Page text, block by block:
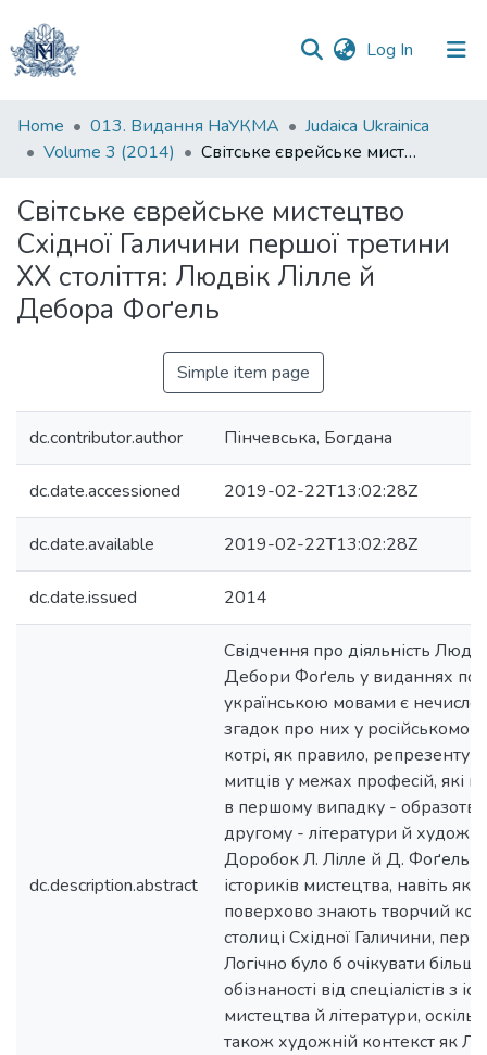
Log In (current)
Communities
&
All of DSpace
Statistics
Home 013. Видання НаУКМА
Judaica Ukrainica
Volume 3 (2014)
Світське єврейське мистецтво Східної Галичини першої третини ХХ століття: Людвік Лілле й Дебора Фоґель
Світське єврейське мистецтво
Східної Галичини першої третини
ХХ століття: Людвік Лілле й
Дебора Фоґель
Simple item page
dc.contributor.author Пінчевська, Богдана
dc.date.accessioned 2019-02-22T13:02:28Z
dc.date.available 2019-02-22T13:02:28Z
dc.date.issued 2014
dc.description.abstract
Свідчення про діяльність
Дебори Фоґель у виданнях
українською мовами є
згадок про них у
котрі, як правило,
митців у межах професій, які
в першому випадку -
другому - літератури й
Доробок Л. Лілле й Д. Фоґель
істориків мистецтва, навіть
поверхово знають творчий
столиці Східної Галичини,
Логічно було б очікувати більш
обізнаності від спеціалістів з
мистецтва й літератури,
також художній контекст як Л.